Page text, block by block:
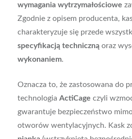
wymagania wytrzymałościowe
Zgodnie z opisem producenta,
charakteryzuje się przede
specyfikacją technicznąoraz
wykonaniem.
Oznacza to, że zastosowana do
technologia ActiCage czyli
gwarantuje bezpieczeństwo
otworów wentylacyjnych. Kask